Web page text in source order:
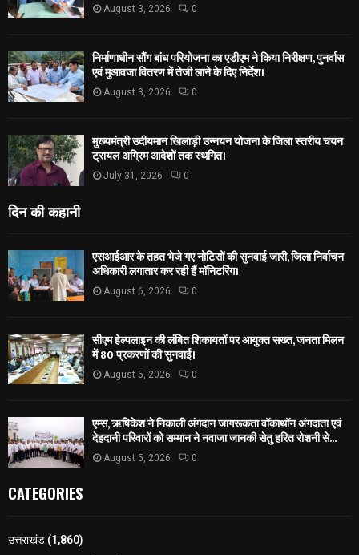
August 3, 2026 0
निर्माणाधीन सौंग बांध परियोजना का एडीएम ने किया निरीक्षण, पुनर्वास
एवं मुआवजा वितरण में तेजी लाने के दिए निर्देश।
August 3, 2026 0
मुख्यमंत्री उदीयमान खिलाड़ी उन्नयन योजना के जिला स्तरीय चयन
ट्रायल अग्रिम आदेशों तक स्थगित।
July 31, 2026 0
दिन की कहानी
एसआईआर के तहत भेजे गए नोटिसों की सुनवाई जारी, जिला निर्वाचन
अधिकारी लगातार कर रही हैं मॉनिटरिंग।
August 6, 2026 0
सीएम हेल्पलाइन की लंबित शिकायतों पर आयुक्त सख्त, जनता मिलन
में 80 प्रकरणों की सुनवाई।
August 5, 2026 0
एम्स, ऋषिकेश ने निकाली अंगदान जागरूकता वॉकाथॉन अंगदाता एवं
देहदानी परिवारों को सम्मान ने नवाजा जानकी सेतु हरित रोशनी से...
August 5, 2026 0
CATEGORIES
उत्तराखंड (1,860)